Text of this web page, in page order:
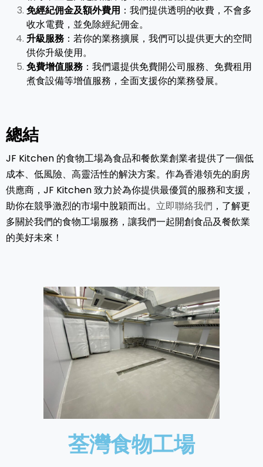
免經紀佣金及額外費用 ：我們提供透明的收費，不會多
收水電費，並免除經紀佣金。
升級服務 ：若你的業務擴展，我們可以提供更大的空間
供你升級使用。
免費增值服務 ：我們還提供免費開公司服務、免費租用
煮食設備等增值服務，全面支援你的業務發展。
總結
JF Kitchen 的食物工場為食品和餐飲業創業者提供了一個低
成本、低風險、高靈活性的解決方案。作為香港領先的廚房
供應商，JF Kitchen 致力於為你提供最優質的服務和支援，
助你在競爭激烈的市場中脫穎而出。 立即聯絡我們 ，了解更
多關於我們的食物工場服務，讓我們一起開創食品及餐飲業
的美好未來！
荃灣食物工場